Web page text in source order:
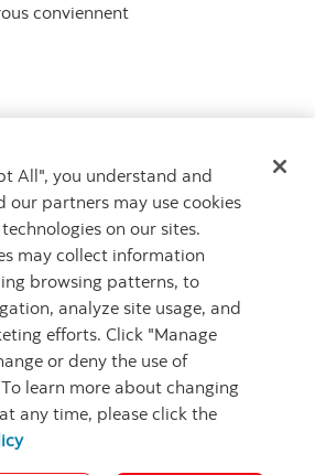
conviennent
numéros, contactez-nous par
Notes juridiques Confidentialité
All", you understand and
our partners may use cookies
on our sites.
may collect information
browsing patterns, to
analyze site usage, and
efforts. Click "Manage
or deny the use of
learn more about changing
any time, please click the